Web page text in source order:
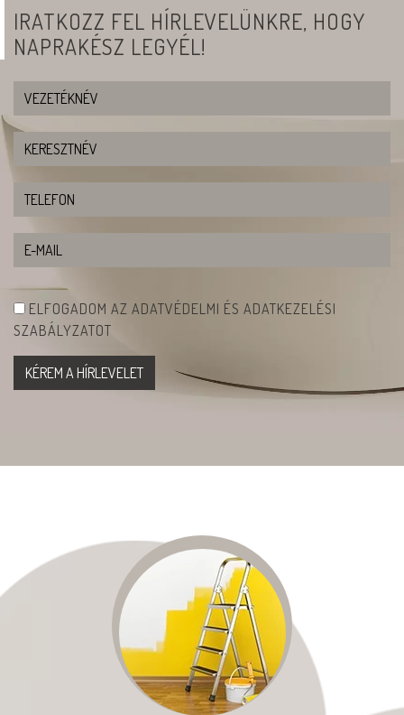
IRATKOZZ FEL HÍRLEVELÜNKRE, HOGY
NAPRAKÉSZ LEGYÉL!
ELFOGADOM AZ ADATVÉDELMI ÉS ADATKEZELÉSI
SZABÁLYZATOT